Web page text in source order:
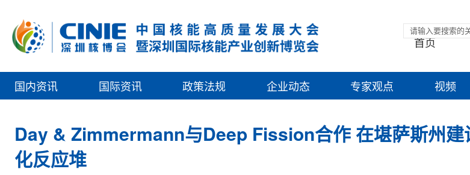
首页
国内资讯 国际资讯 政策法规 企业动态 专家观点 视频
Day & Zimmermann与Deep Fission合作 在堪萨斯州建
化反应堆